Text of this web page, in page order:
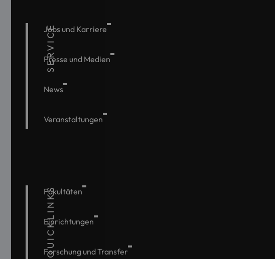
SERVICE
Jobs und Karriere
Presse und Medien
News
Veranstaltungen
QUICKLINKS
Fakultäten
Einrichtungen
Forschung und Transfer